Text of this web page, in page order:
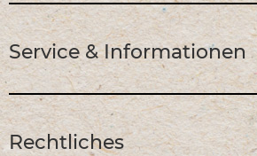
Service & Informationen
Rechtliches